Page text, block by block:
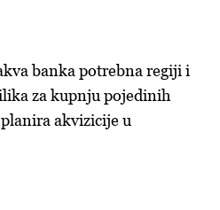
banka potrebna regiji i
za kupnju pojedinih
akvizicije u